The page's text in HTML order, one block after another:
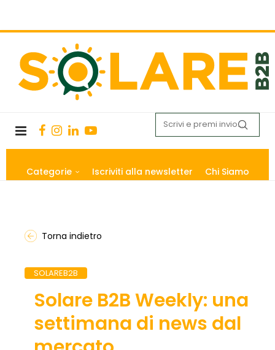
Categorie Iscriviti alla newsletter Chi Siamo
Torna indietro
SOLAREB2B
Solare B2B Weekly: una
settimana di news dal